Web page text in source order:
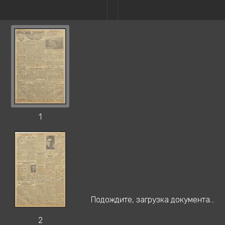
1
2
Подождите, загрузка документа...